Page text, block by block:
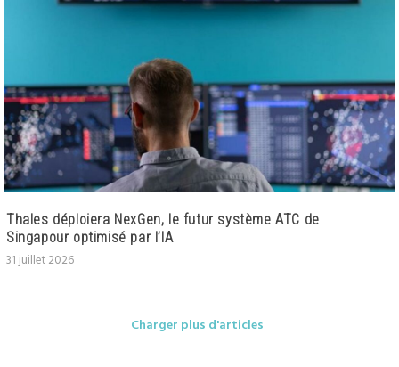
Thales déploiera NexGen, le futur système ATC de
Singapour optimisé par l’IA
31 juillet 2026
Charger plus d'articles